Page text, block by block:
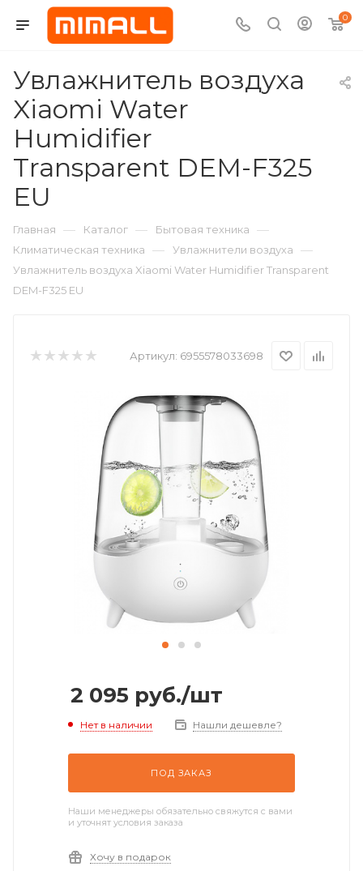
0
Увлажнитель воздуха
Xiaomi Water
Humidifier
Transparent DEM-F325
EU
Главная — Каталог — Бытовая техника —
Климатическая техника — Увлажнители воздуха —
Увлажнитель воздуха Xiaomi Water Humidifier Transparent
DEM-F325 EU
Артикул: 6955578033698
2 095 руб./шт
Нет в наличии Нашли дешевле?
ПОД ЗАКАЗ
Наши менеджеры обязательно свяжутся с вами
и уточнят условия заказа
Хочу в подарок